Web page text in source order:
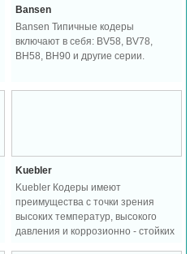
Bansen
Bansen Типичные кодеры
включают в себя: BV58, BV78,
BH58, BH90 и другие серии.
Kuebler
Kuebler Кодеры имеют
преимущества с точки зрения
высоких температур, высокого
давления и коррозионно - стойких